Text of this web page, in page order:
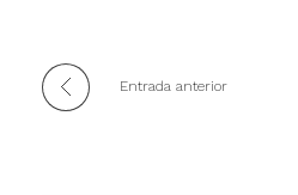
Entrada anterior